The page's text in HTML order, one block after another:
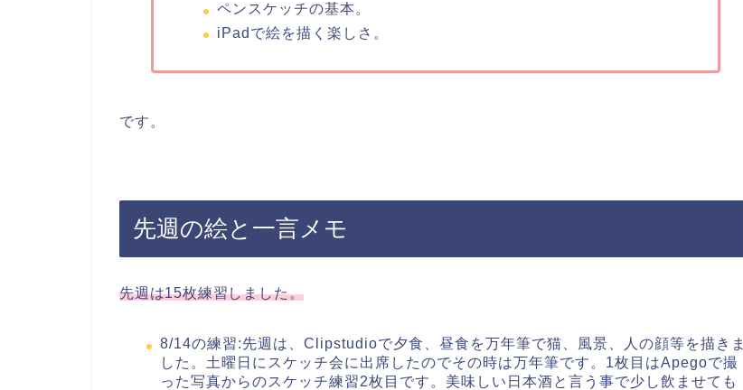
ペンスケッチの基本。
iPadで絵を描く楽しさ。
です。
先週の絵と一言メモ
先週は15枚練習しました。
8/14の練習:先週は、Clipstudioで夕食、昼食を万年筆で猫、風景、人の顔等を描きま
した。土曜日にスケッチ会に出席したのでその時は万年筆です。1枚目はApegoで撮
った写真からのスケッチ練習2枚目です。美味しい日本酒と言う事で少し飲ませても